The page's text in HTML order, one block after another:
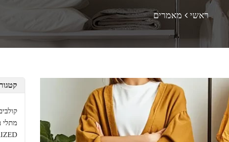
ראשי מאמרים
מתלי